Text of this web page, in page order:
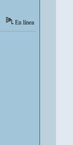
En línea